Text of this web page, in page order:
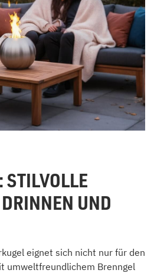
STILVOLLE
UND
eignet sich nicht nur für den
umweltfreundlichem Brenngel